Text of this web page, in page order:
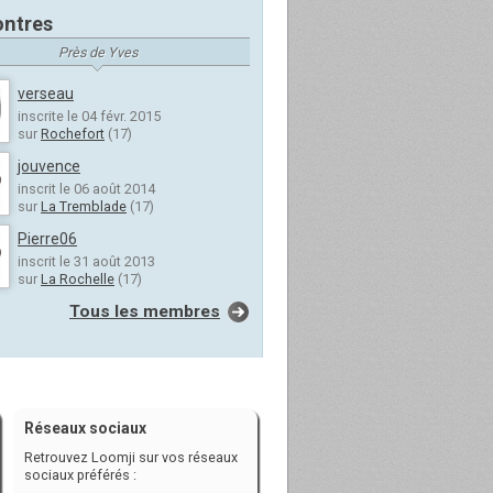
Près de Yves
verseau
inscrite le 04 févr. 2015
sur Rochefort (17)
jouvence
inscrit le 06 août 2014
sur La Tremblade (17)
Pierre06
inscrit le 31 août 2013
sur La Rochelle (17)
Tous les membres
Réseaux sociaux
Retrouvez Loomji sur vos réseaux
sociaux préférés :